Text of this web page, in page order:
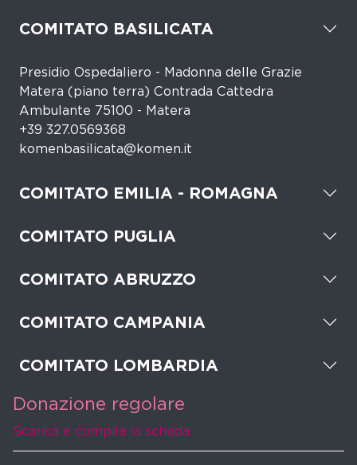
COMITATO BASILICATA
Presidio Ospedaliero - Madonna delle Grazie
Matera (piano terra) Contrada Cattedra
Ambulante 75100 - Matera
+39 327.0569368
komenbasilicata@komen.it
COMITATO EMILIA - ROMAGNA
COMITATO PUGLIA
COMITATO ABRUZZO
COMITATO CAMPANIA
COMITATO LOMBARDIA
Donazione regolare
Scarica e compila la scheda